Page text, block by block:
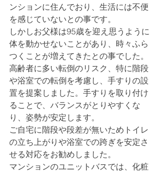
ンションに住んでおり、生活には不便
を感じていないとの事です。
しかしお父様は95歳を迎え思うように
体を動かせないことがあり、時々ふら
つくことが増えてきたとの事でした。
高齢者に多い転倒のリスク、特に階段
や浴室での転倒を考慮し、手すりの設
置を提案しました。手すりを取り付け
ることで、バランスがとりやすくな
り、姿勢が安定します。
ご自宅に階段や段差が無いためトイレ
の立ち上がりや浴室での跨ぎを安定さ
せる対応をお勧めしました。
マンションのユニットバスでは、化粧